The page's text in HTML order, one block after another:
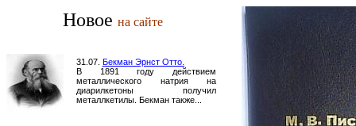
31.07. Бекман Эрнст Отто.
В 1891 году действием
металлического натрия на
диарилкетоны получил
металлкетилы. Бекман также...
Новое на сайте